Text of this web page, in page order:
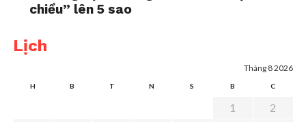
chiều” lên 5 sao
Lịch
Tháng 8 2026
H B T N S B C
1
2